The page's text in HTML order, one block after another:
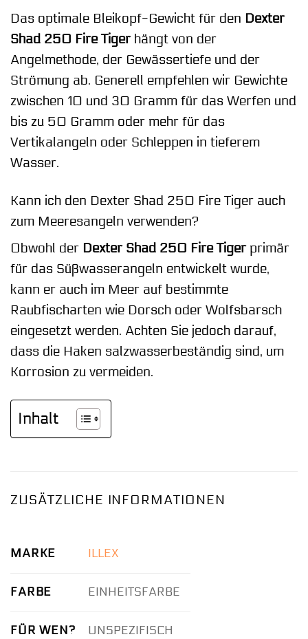
Das optimale Bleikopf-Gewicht für den Dexter
Shad 250 Fire Tigerhängt von der
Angelmethode, der Gewässertiefe und der
Strömung ab. Generell empfehlen wir Gewichte
zwischen 10 und 30 Gramm für das Werfen und
bis zu 50 Gramm oder mehr für das
Vertikalangeln oder Schleppen in tieferem
Wasser.
Kann ich den Dexter Shad 250 Fire Tiger auch
zum Meeresangeln verwenden?
Obwohl der Dexter Shad 250 Fire Tigerprimär
für das Süßwasserangeln entwickelt wurde,
kann er auch im Meer auf bestimmte
Raubfischarten wie Dorsch oder Wolfsbarsch
eingesetzt werden. Achten Sie jedoch darauf,
dass die Haken salzwasserbeständig sind, um
Korrosion zu vermeiden.
Inhalt
ZUSÄTZLICHE INFORMATIONEN
MARKE ILLEX
FARBE EINHEITSFARBE
FÜR WEN? UNSPEZIFISCH